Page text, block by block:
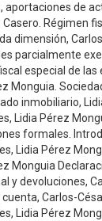
aportaciones de
Régimen
dimensión,
parcialmente
especial de
Monguia.
inmobiliario,
Lidia Pérez
formales.
Lidia Pérez
Monguia
y devoluciones,
Carlos-
Lidia Pérez